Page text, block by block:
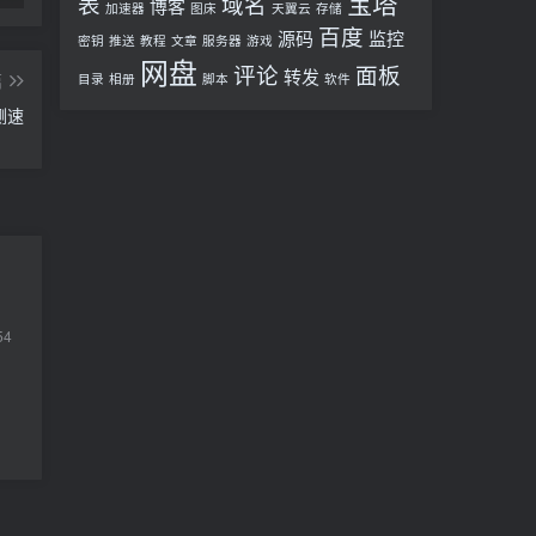
速
加速器 博客 图床 天翼云 存储
密钥 推送 教程 文章 服务器 游戏 源码 百度 监控
目录 相册 网盘 脚本 评论 转发 软件 面板